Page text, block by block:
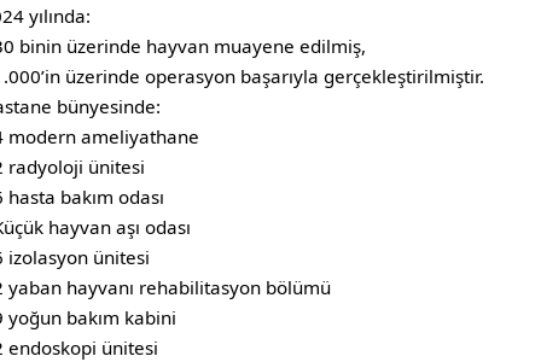
yılında:
binin üzerinde hayvan muayene edilmiş,
üzerinde operasyon başarıyla gerçekleştirilmiştir.
bünyesinde:
modern ameliyathane
radyoloji ünitesi
hasta bakım odası
hayvan aşı odası
izolasyon ünitesi
yaban hayvanı rehabilitasyon bölümü
yoğun bakım kabini
endoskopi ünitesi